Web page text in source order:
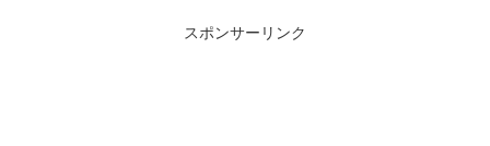
スポンサーリンク